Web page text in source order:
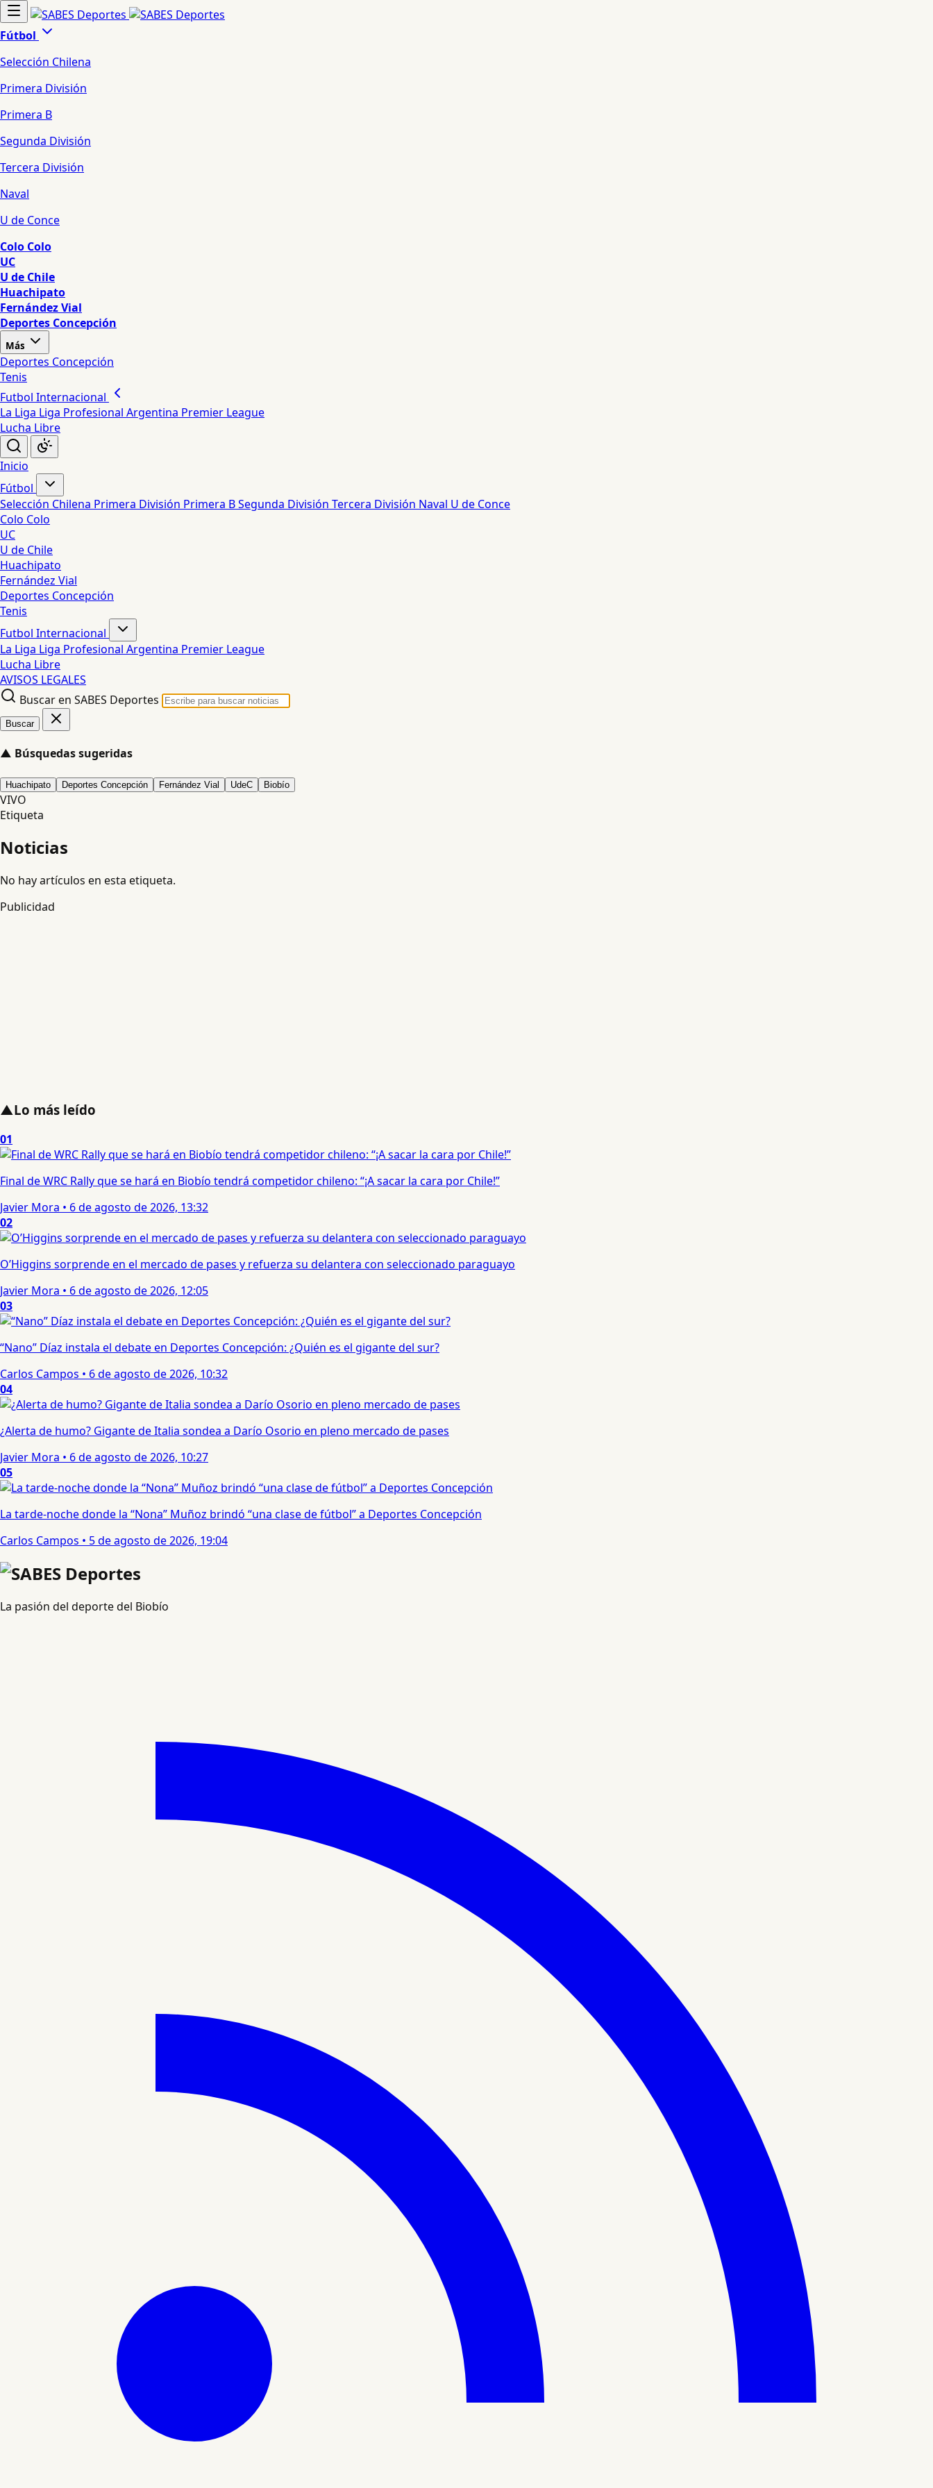
Fútbol
Selección Chilena
Primera División
Primera B
Segunda División
Tercera División
Naval
U de Conce
Colo Colo
UC
U de Chile
Huachipato
Fernández Vial
Deportes Concepción
Más
Deportes Concepción
Tenis
Futbol Internacional
La Liga Liga Profesional Argentina Premier League
Lucha Libre
Inicio
Fútbol
Selección Chilena Primera División Primera BSegunda División Tercera División Naval U de Conce
Colo Colo
UC
U de Chile
Huachipato
Fernández Vial
Deportes Concepción
Tenis
Futbol Internacional
La Liga Liga Profesional Argentina Premier League
Lucha Libre
AVISOS LEGALES
Buscar en SABES Deportes
Buscar
▲ Búsquedas sugeridas
Huachipato Deportes Concepción Fernández Vial UdeC Biobío
VIVO
Etiqueta
Noticias
No hay artículos en esta etiqueta.
Publicidad
▲Lo más leído
01
Final de WRC Rally que se hará en Biobío tendrá competidor chileno: “¡A sacar la cara por Chile!”
Javier Mora • 6 de agosto de 2026, 13:32
02
O’Higgins sorprende en el mercado de pases y refuerza su delantera con seleccionado paraguayo
Javier Mora • 6 de agosto de 2026, 12:05
03
“Nano” Díaz instala el debate en Deportes Concepción: ¿Quién es el gigante del sur?
Carlos Campos • 6 de agosto de 2026, 10:32
04
¿Alerta de humo? Gigante de Italia sondea a Darío Osorio en pleno mercado de pases
Javier Mora • 6 de agosto de 2026, 10:27
05
La tarde-noche donde la “Nona” Muñoz brindó “una clase de fútbol” a Deportes Concepción
Carlos Campos • 5 de agosto de 2026, 19:04
La pasión del deporte del Biobío